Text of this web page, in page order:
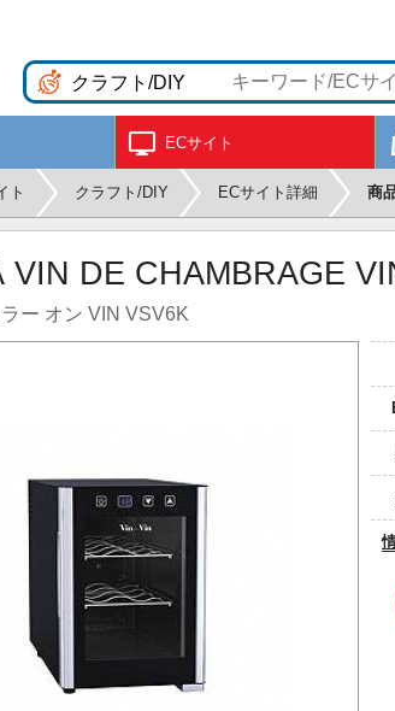
ECサイト
ト クラフト/DIY ECサイト詳細 商
VIN DE CHAMBRAGE
ー オン VIN VSV6K